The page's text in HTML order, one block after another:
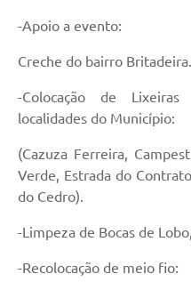
Cadastro de Fornecedores
câmara de vereadores
Alvarás
Proteção ambiental
Minuta Cód. Postura
NFS-e
Galeria de Fotos
Audiências Públicas
-Apoio a evento:
Creche do bairro Britadeira.
-Colocação de
localidades do Município:
(Cazuza Ferreira,
Verde, Estrada do
do Cedro).
-Limpeza de Bocas de
-Recolocação de meio fio: